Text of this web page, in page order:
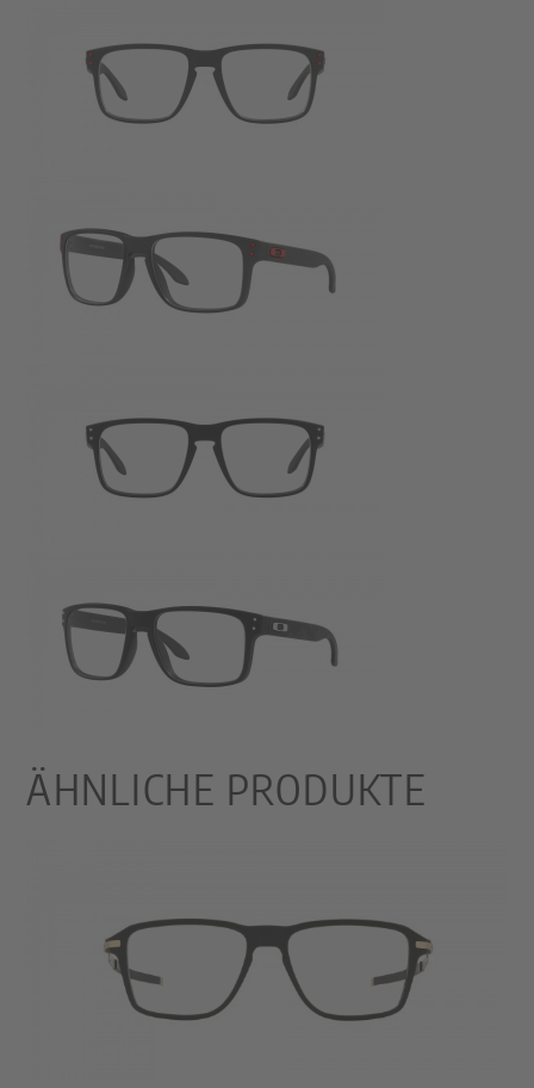
ÄHNLICHE PRODUKTE